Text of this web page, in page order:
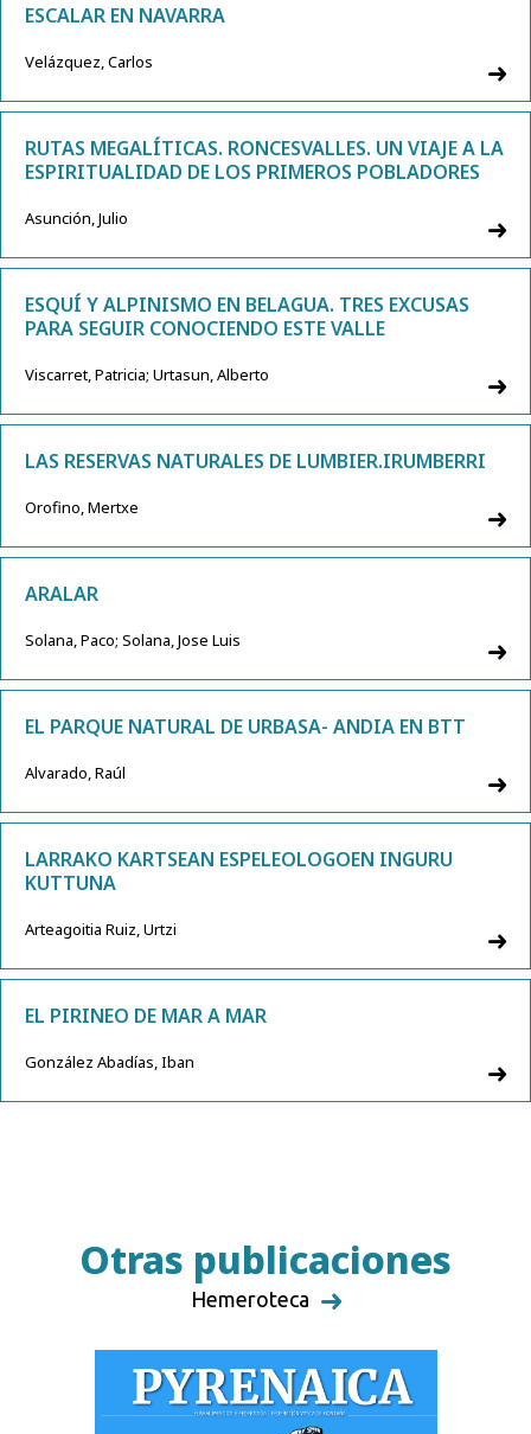
ESCALAR EN NAVARRA
Velázquez, Carlos
RUTAS MEGALÍTICAS. RONCESVALLES. UN VIAJE A LA
ESPIRITUALIDAD DE LOS PRIMEROS POBLADORES
Asunción, Julio
ESQUÍ Y ALPINISMO EN BELAGUA. TRES EXCUSAS
PARA SEGUIR CONOCIENDO ESTE VALLE
Viscarret, Patricia; Urtasun, Alberto
LAS RESERVAS NATURALES DE LUMBIER.IRUMBERRI
Orofino, Mertxe
ARALAR
Solana, Paco; Solana, Jose Luis
EL PARQUE NATURAL DE URBASA- ANDIA EN BTT
Alvarado, Raúl
LARRAKO KARTSEAN ESPELEOLOGOEN INGURU
KUTTUNA
Arteagoitia Ruiz, Urtzi
EL PIRINEO DE MAR A MAR
González Abadías, Iban
Otras publicaciones
Hemeroteca